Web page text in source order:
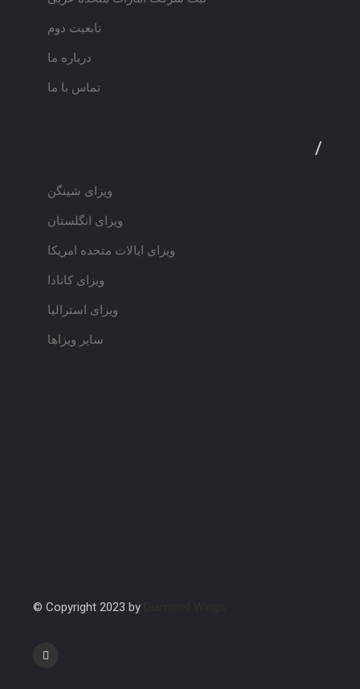
تابعیت دوم
درباره ما
تماس با ما
/
ویزای شینگن
ویزای انگلستان
ویزای ایالات متحده امریکا
ویزای کانادا
ویزای استرالیا
سایر ویزاها
© Copyright 2023 by